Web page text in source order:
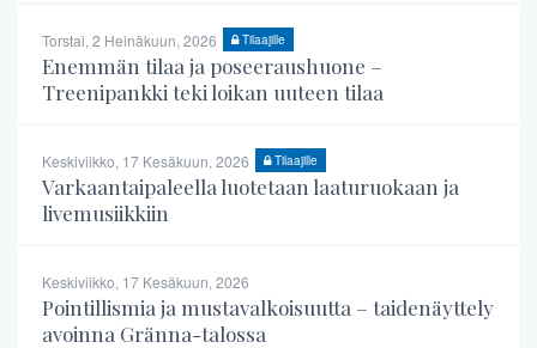
Torstai, 2 Heinäkuun, 2026 Tilaajille
Enemmän tilaa ja poseeraushuone –
Treenipankki teki loikan uuteen tilaa
Keskiviikko, 17 Kesäkuun, 2026 Tilaajille
Varkaantaipaleella luotetaan laaturuokaan ja
livemusiikkiin
Keskiviikko, 17 Kesäkuun, 2026
Pointillismia ja mustavalkoisuutta – taidenäyttely
avoinna Gränna-talossa